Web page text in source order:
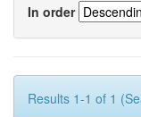
In order
Results 1-1 of 1